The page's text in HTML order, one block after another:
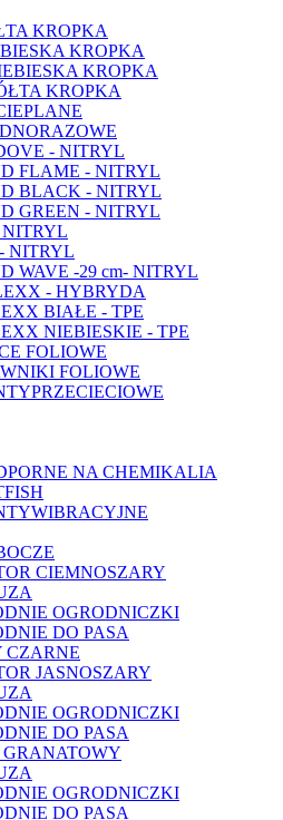
KROPKA
KROPKA
KROPKA
KROPKA
- NITRYL
FLAME - NITRYL
BLACK - NITRYL
GREEN - NITRYL
NITRYL
WAVE -29 cm- NITRYL
- HYBRYDA
BIAŁE - TPE
NIEBIESKIE - TPE
FOLIOWE
FOLIOWE
NA CHEMIKALIA
CIEMNOSZARY
OGRODNICZKI
DO PASA
CZARNE
JASNOSZARY
OGRODNICZKI
DO PASA
GRANATOWY
OGRODNICZKI
DO PASA